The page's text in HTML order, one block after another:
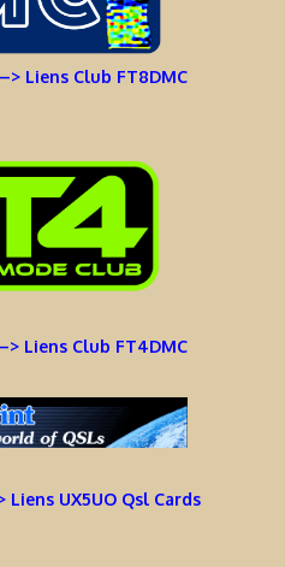
Liens Club FT8DMC
Liens Club FT4DMC
UX5UO Qsl Cards